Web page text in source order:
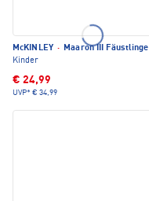
McKINLEY · Maaron III Fäustlinge
Kinder
€ 24,99
UVP* € 34,99